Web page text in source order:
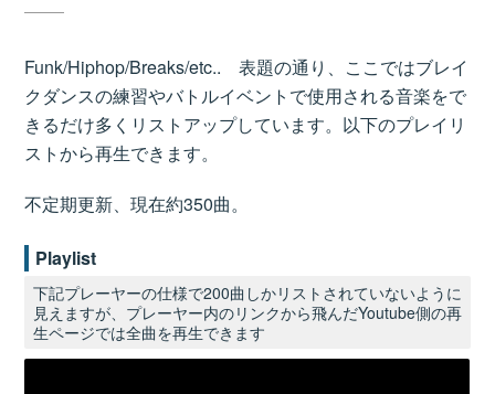
Funk/Hiphop/Breaks/etc.. 表題の通り、ここではブレイ
クダンスの練習やバトルイベントで使用される音楽をで
きるだけ多くリストアップしています。以下のプレイリ
ストから再生できます。
不定期更新、現在約350曲。
Playlist
下記プレーヤーの仕様で200曲しかリストされていないように
見えますが、プレーヤー内のリンクから飛んだYoutube側の再
生ページでは全曲を再生できます